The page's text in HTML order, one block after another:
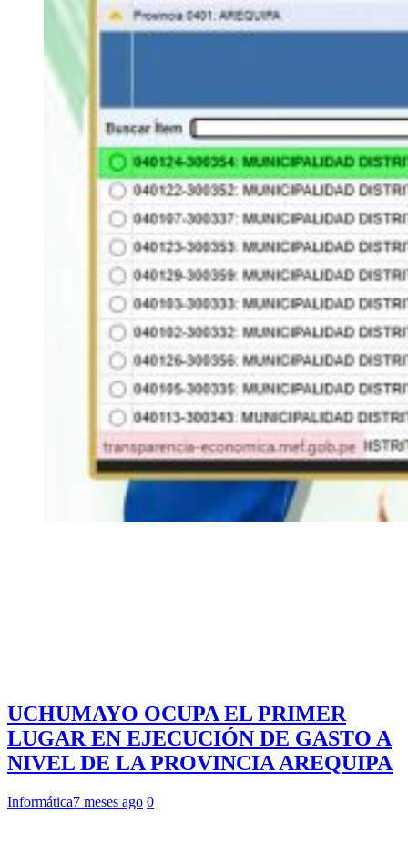
UCHUMAYO OCUPA EL PRIMER
LUGAR EN EJECUCIÓN DE GASTO A
NIVEL DE LA PROVINCIA AREQUIPA
Informática7 meses ago 0